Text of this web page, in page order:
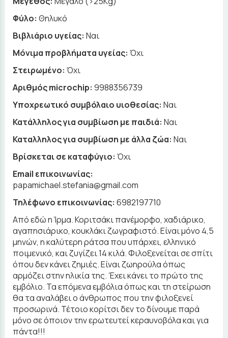
Φύλο: Θηλυκό
Βιβλιάριο υγείας: Ναι
Μόνιμα προβλήματα υγείας: Όχι
Στειρωμένο: Όχι
Αριθμός microchip: 9988356739
Υποχρεωτικό συμβόλαιο υιοθεσίας: Ναι
Κατάλληλος για συμβίωση με παιδιά: Ναι
Καταλληλος για συμβίωση με άλλα ζώα: Ναι
Βρίσκεται σε καταφύγιο: Όχι
Email επικοινωνίας:
papamichael.stefania@gmail.com
Τηλέφωνο επικοινωνίας: 6982197710
Από εδώ η Ίρμα. Κοριτσάκι πανέμορφο, χαδιάρικο,
αγαπησιάρικο, κουκλάκι ζωγραφιστό. Είναι μόνο 4,5
μηνών, η καλύτερη ράτσα που υπάρχει, ελληνικό
ποιμενικό, και ζυγίζει 14 κιλά. Φιλοξενείται σε σπίτι
όπου δεν κάνει ζημιές. Είναι ζωηρούλα όπως
αρμόζει στην ηλικία της. Έχει κάνει το πρώτο της
εμβόλιο. Τα επόμενα εμβόλια όπως και τη στείρωση
θα τα αναλάβει ο άνθρωπος που την φιλοξενεί
προσωρινά. Τέτοιο κορίτσι δεν το δίνουμε παρά
μόνο σε όποιον την ερωτευτεί κεραυνοβόλα και για
πάντα!!!